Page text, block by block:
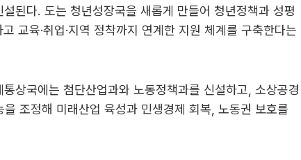
된다. 도는 청년성장국을 새롭게 만들어 청년정책과 성평
교육·취업·지역 정착까지 연계한 지원 체계를 구축한다는
상국에는 첨단산업과와 노동정책과를 신설하고, 소상공경
조정해 미래산업 육성과 민생경제 회복, 노동권 보호를